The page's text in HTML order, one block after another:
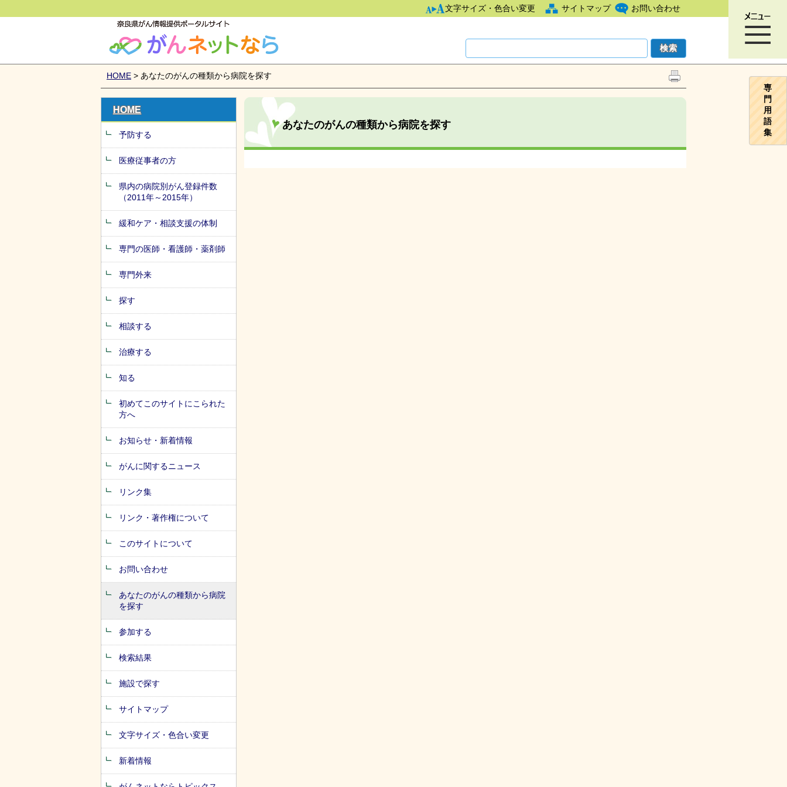
文字サイズ・色合い変更 サイトマップ
お問い合わせ
がんネットなら
専
門
用
語
集
HOME > あなたのがんの種類から病院を探す
HOME
予防する
医療従事者の方
県内の病院別がん登録件数
（2011年～2015年）
緩和ケア・相談支援の体制
専門の医師・看護師・薬剤師
専門外来
探す
相談する
治療する
知る
初めてこのサイトにこられた
方へ
お知らせ・新着情報
がんに関するニュース
リンク集
リンク・著作権について
このサイトについて
お問い合わせ
あなたのがんの種類から病院
を探す
参加する
検索結果
施設で探す
サイトマップ
文字サイズ・色合い変更
新着情報
あなたのがんの種類から病院を探す